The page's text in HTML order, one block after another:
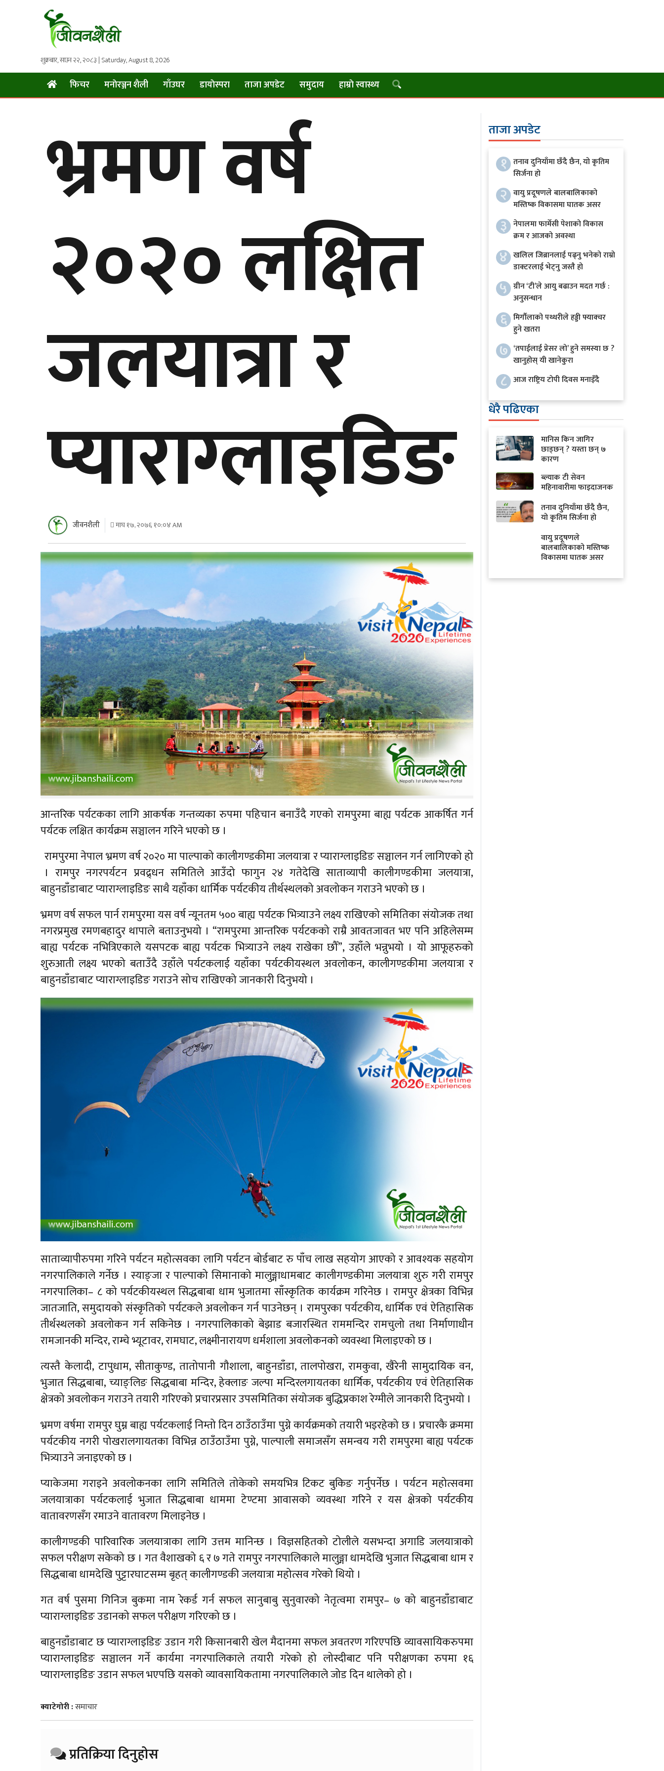
शुक्रबार, साउन २२, २०८३ | Saturday, August 8, 2026
फिचर मनाेरञ्जन शैली गाँउघर डायाेस्परा ताजा अपडेट समुदाय हाम्राे स्वास्थ्य
भ्रमण वर्ष
२०२० लक्षित
जलयात्रा र
प्याराग्लाइडिङ
जीवनशैली माघ १७, २०७६ १०:०४ AM
आन्तरिक पर्यटकका लागि आकर्षक गन्तव्यका रुपमा पहिचान बनाउँदै गएको रामपुरमा बाह्य पर्यटक आकर्षित गर्न
पर्यटक लक्षित कार्यक्रम सञ्चालन गरिने भएको छ ।
रामपुरमा नेपाल भ्रमण वर्ष २०२० मा पाल्पाको कालीगण्डकीमा जलयात्रा र प्याराग्लाइडिङ सञ्चालन गर्न लागिएको हो
। रामपुर नगरपर्यटन प्रवद्र्धन समितिले आउँदो फागुन २४ गतेदेखि साताव्यापी कालीगण्डकीमा जलयात्रा,
बाहुनडाँडाबाट प्याराग्लाइडिङ साथै यहाँका धार्मिक पर्यटकीय तीर्थस्थलको अवलोकन गराउने भएको छ ।
भ्रमण वर्ष सफल पार्न रामपुरमा यस वर्ष न्यूनतम ५०० बाह्य पर्यटक भित्र्याउने लक्ष्य राखिएको समितिका संयोजक तथा
नगरप्रमुख रमणबहादुर थापाले बताउनुभयो । “रामपुरमा आन्तरिक पर्यटकको राम्रै आवतजावत भए पनि अहिलेसम्म
बाह्य पर्यटक नभित्रिएकाले यसपटक बाह्य पर्यटक भित्र्याउने लक्ष्य राखेका छौँ”, उहाँले भन्नुभयो । यो आफूहरुको
शुरुआती लक्ष्य भएको बताउँदै उहाँले पर्यटकलाई यहाँका पर्यटकीयस्थल अवलोकन, कालीगण्डकीमा जलयात्रा र
बाहुनडाँडाबाट प्याराग्लाइडिङ गराउने सोच राखिएको जानकारी दिनुभयो ।
साताव्यापीरुपमा गरिने पर्यटन महोत्सवका लागि पर्यटन बोर्डबाट रु पाँच लाख सहयोग आएको र आवश्यक सहयोग
नगरपालिकाले गर्नेछ । स्याङ्जा र पाल्पाको सिमानाको मालुङ्गाधामबाट कालीगण्डकीमा जलयात्रा शुरु गरी रामपुर
नगरपालिका– ८ को पर्यटकीयस्थल सिद्धबाबा धाम भुजातमा साँस्कृतिक कार्यक्रम गरिनेछ । रामपुर क्षेत्रका विभिन्न
जातजाति, समुदायको संस्कृतिको पर्यटकले अवलोकन गर्न पाउनेछन् । रामपुरका पर्यटकीय, धार्मिक एवं ऐतिहासिक
तीर्थस्थलको अवलोकन गर्न सकिनेछ । नगरपालिकाको बेझाड बजारस्थित राममन्दिर रामचुलो तथा निर्माणाधीन
रामजानकी मन्दिर, राम्चे भ्यूटावर, रामघाट, लक्ष्मीनारायण धर्मशाला अवलोकनको व्यवस्था मिलाइएको छ ।
त्यस्तै केलादी, टापुधाम, सीताकुण्ड, तातोपानी गौशाला, बाहुनडाँडा, तालपोखरा, रामकुवा, खैरेनी सामुदायिक वन,
भुजात सिद्धबाबा, च्याङ्लिङ सिद्धबाबा मन्दिर, हेक्लाङ जल्पा मन्दिरलगायतका धार्मिक, पर्यटकीय एवं ऐतिहासिक
क्षेत्रको अवलोकन गराउने तयारी गरिएको प्रचारप्रसार उपसमितिका संयोजक बुद्धिप्रकाश रेग्मीले जानकारी दिनुभयो ।
भ्रमण वर्षमा रामपुर घुम्न बाह्य पर्यटकलाई निम्तो दिन ठाउँठाउँमा पुग्ने कार्यक्रमको तयारी भइरहेको छ । प्रचारकै क्रममा
पर्यटकीय नगरी पोखरालगायतका विभिन्न ठाउँठाउँमा पुग्ने, पाल्पाली समाजसँग समन्वय गरी रामपुरमा बाह्य पर्यटक
भित्र्याउने जनाइएको छ ।
प्याकेजमा गराइने अवलोकनका लागि समितिले तोकेको समयभित्र टिकट बुकिङ गर्नुपर्नेछ । पर्यटन महोत्सवमा
जलयात्राका पर्यटकलाई भुजात सिद्धबाबा धाममा टेण्टमा आवासको व्यवस्था गरिने र यस क्षेत्रको पर्यटकीय
वातावरणसँग रमाउने वातावरण मिलाइनेछ ।
कालीगण्डकी पारिवारिक जलयात्राका लागि उत्तम मानिन्छ । विज्ञसहितको टोलीले यसभन्दा अगाडि जलयात्राको
सफल परीक्षण सकेको छ । गत वैशाखको ६ र ७ गते रामपुर नगरपालिकाले मालुङ्गा धामदेखि भुजात सिद्धबाबा धाम र
सिद्धबाबा धामदेखि पुट्टारघाटसम्म बृहत् कालीगण्डकी जलयात्रा महोत्सव गरेको थियो ।
गत वर्ष पुसमा गिनिज बुकमा नाम रेकर्ड गर्न सफल सानुबाबु सुनुवारको नेतृत्वमा रामपुर– ७ को बाहुनडाँडाबाट
प्याराग्लाइडिङ उडानको सफल परीक्षण गरिएको छ ।
बाहुनडाँडाबाट छ प्याराग्लाइडिङ उडान गरी किसानबारी खेल मैदानमा सफल अवतरण गरिएपछि व्यावसायिकरुपमा
प्याराग्लाइडिङ सञ्चालन गर्ने कार्यमा नगरपालिकाले तयारी गरेको हो लोस्दीबाट पनि परीक्षणका रुपमा १६
प्याराग्लाइडिङ उडान सफल भएपछि यसको व्यावसायिकतामा नगरपालिकाले जोड दिन थालेको हो ।
क्याटेगोरी :समाचार
प्रतिक्रिया दिनुहोस
ताजा अपडेट
१ तनाव दुनियाँमा छँदै छैन, यो कृतिम
सिर्जना हो
२ वायु प्रदूषणले बालबालिकाको
मस्तिष्क विकासमा घातक असर
३ नेपालमा फार्मेसी पेशाको विकास
क्रम र आजको अवस्था
४ खलिल जिब्रानलाई पढ्नु भनेको राम्रो
डाक्टरलाई भेट्नु जस्तै हो
५ ग्रीन ‘टी’ले आयु बढाउन मदत गर्छ :
अनुसन्धान
६ मिर्गौलाको पथ्थरीले हड्डी फ्याक्चर
हुने खतरा
७ ‘तपाईलाई प्रेसर लो’ हुने समस्या छ ?
खानुहोस् यी खानेकुरा
८ आज राष्ट्रिय टोपी दिवस मनाइँदै
धेरै पढिएका
मानिस किन जागिर
छाड्छन् ? यस्ता छन् ७
कारण
ब्ल्याक टी सेवन
महिनावारीमा फाइदाजनक
तनाव दुनियाँमा छँदै छैन,
यो कृतिम सिर्जना हो
वायु प्रदूषणले
बालबालिकाको मस्तिष्क
विकासमा घातक असर